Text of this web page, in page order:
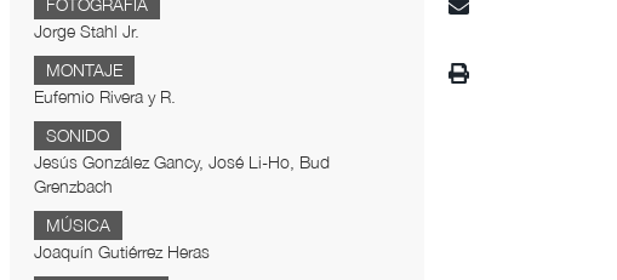
FOTOGRAFÍA
Jorge Stahl Jr.
MONTAJE
Eufemio Rivera y R.
SONIDO
Jesús González Gancy, José Li-Ho, Bud
Grenzbach
MÚSICA
Joaquín Gutiérrez Heras